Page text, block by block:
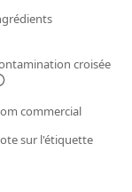
croisée
commercial
sur l'étiquette